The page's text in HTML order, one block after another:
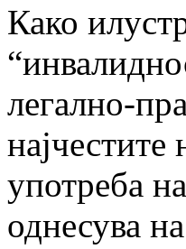
Како
легално-
употреба
однесува